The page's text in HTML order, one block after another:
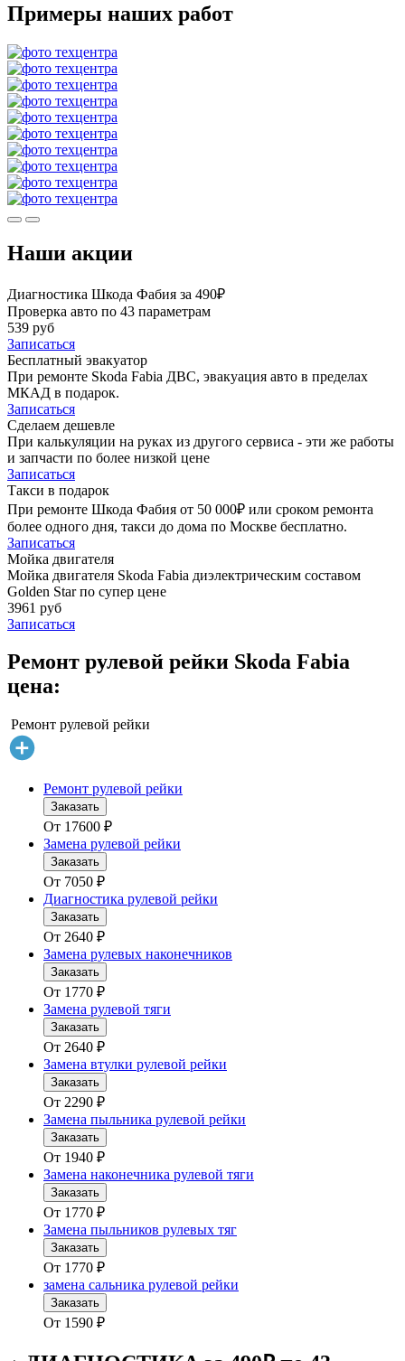
Примеры наших работ
Наши акции
Диагностика Шкода Фабия за 490₽
Проверка авто по 43 параметрам
539 руб
Записаться
Бесплатный эвакуатор
При ремонте Skoda Fabia ДВС, эвакуация авто в пределах
МКАД в подарок.
Записаться
Сделаем дешевле
При калькуляции на руках из другого сервиса - эти же работы
и запчасти по более низкой цене
Записаться
Такси в подарок
При ремонте Шкода Фабия от 50 000₽ или сроком ремонта
более одного дня, такси до дома по Москве бесплатно.
Записаться
Мойка двигателя
Мойка двигателя Skoda Fabia диэлектрическим составом
Golden Star по супер цене
3961 руб
Записаться
Ремонт рулевой рейки Skoda Fabia
цена:
Ремонт рулевой рейки
Ремонт рулевой рейки
Заказать
От 17600 ₽
Замена рулевой рейки
Заказать
От 7050 ₽
Диагностика рулевой рейки
Заказать
От 2640 ₽
Замена рулевых наконечников
Заказать
От 1770 ₽
Замена рулевой тяги
Заказать
От 2640 ₽
Замена втулки рулевой рейки
Заказать
От 2290 ₽
Замена пыльника рулевой рейки
Заказать
От 1940 ₽
Замена наконечника рулевой тяги
Заказать
От 1770 ₽
Замена пыльников рулевых тяг
Заказать
От 1770 ₽
замена сальника рулевой рейки
Заказать
От 1590 ₽